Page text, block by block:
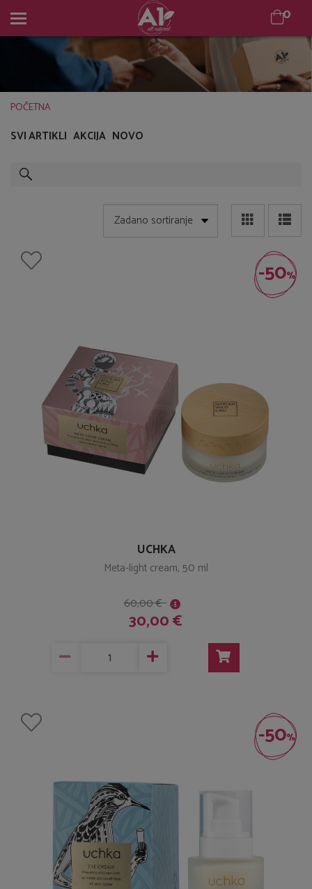
0
POČETNA
SVI ARTIKLI AKCIJA NOVO
-50%
UCHKA
Meta-light cream, 50 ml
60,00 €
30,00 €
-50%